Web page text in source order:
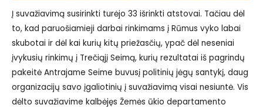
Į suvažiavimą susirinkti turėjo 33 išrinkti atstovai. Tačiau dėl
to, kad paruošiamieji darbai rinkimams į Rūmus vyko labai
skubotai ir dėl kai kurių kitų priežasčių, ypač dėl neseniai
įvykusių rinkimų į Trečiąjį Seimą, kurių rezultatai iš pagrindų
pakeitė Antrajame Seime buvusį politinių jėgų santykį, daug
organizacijų savo įgaliotinių į suvažiavimą visai nesiuntė. Vis
dėlto suvažiavime kalbėjęs Žemės ūkio departamento